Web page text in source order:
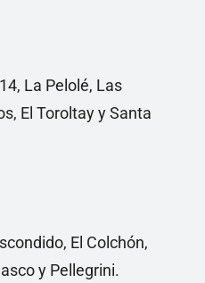
La Pelolé, Las
El Toroltay y Santa
El Colchón,
y Pellegrini.